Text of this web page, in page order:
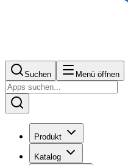
Suchen Menü öffnen
Produkt
Katalog